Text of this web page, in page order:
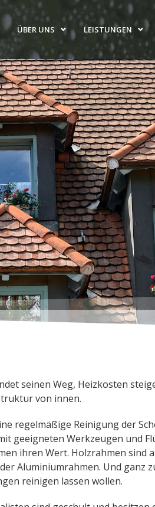
ÜBER UNS LEISTUNGEN
seinen Weg, Heizkosten
von innen.
regelmäßige Reinigung der
geeigneten Werkzeugen und
ihren Wert. Holzrahmen sind
Aluminiumrahmen. Und ganz
reinigen lassen wollen.